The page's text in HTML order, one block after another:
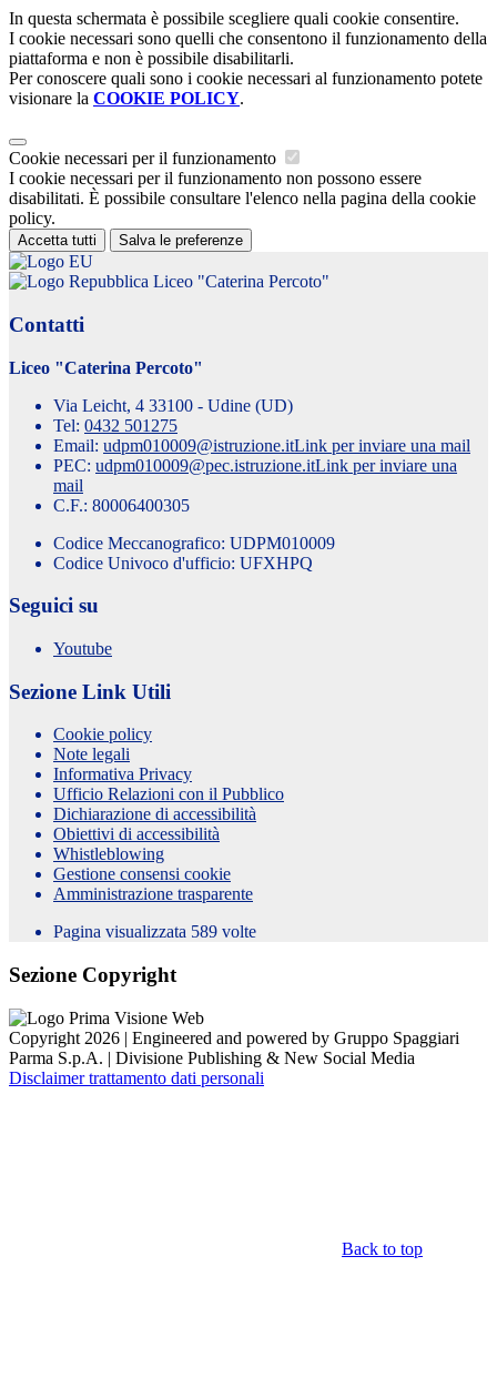
In questa schermata è possibile scegliere quali cookie consentire.
I cookie necessari sono quelli che consentono il funzionamento della
piattaforma e non è possibile disabilitarli.
Per conoscere quali sono i cookie necessari al funzionamento potete
visionare la COOKIE POLICY.
Cookie necessari per il funzionamento
I cookie necessari per il funzionamento non possono essere
disabilitati. È possibile consultare l'elenco nella pagina della cookie
policy.
Accetta tutti Salva le preferenze
Liceo "Caterina Percoto"
Contatti
Liceo "Caterina Percoto"
Via Leicht, 4 33100 - Udine (UD)
Tel: 0432 501275
Email: udpm010009@istruzione.itLink per inviare una mail
PEC: udpm010009@pec.istruzione.itLink per inviare una
mail
C.F.: 80006400305
Codice Meccanografico: UDPM010009
Codice Univoco d'ufficio: UFXHPQ
Seguici su
Youtube
Sezione Link Utili
Cookie policy
Note legali
Informativa Privacy
Ufficio Relazioni con il Pubblico
Dichiarazione di accessibilità
Obiettivi di accessibilità
Whistleblowing
Gestione consensi cookie
Amministrazione trasparente
Pagina visualizzata 589 volte
Sezione Copyright
Copyright 2026 | Engineered and powered by Gruppo Spaggiari
Parma S.p.A. | Divisione Publishing & New Social Media
Disclaimer trattamento dati personali
Back to top